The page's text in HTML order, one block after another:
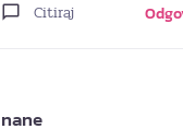
Citiraj
nane